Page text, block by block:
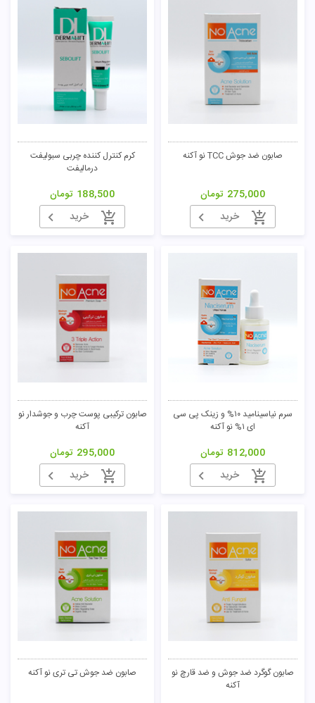
صابون ضد جوش TCC نو آکنه
275,000 تومان
خرید
کرم کنترل کننده چربی سبولیفت
درمالیفت
188,500 تومان
خرید
سرم نیاسینامید ۱۰% و زینک پی سی
ای ۱% نو آکنه
812,000 تومان
خرید
صابون ترکیبی پوست چرب و جوشدار نو
آکنه
295,000 تومان
خرید
صابون گوگرد ضد جوش و ضد قارچ نو
آکنه
صابون ضد جوش تی تری نو آکنه